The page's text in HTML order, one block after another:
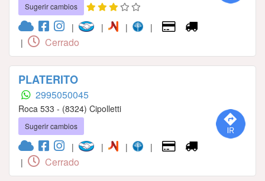
Sugerir cambios
| | |
|
|
Cerrado
PLATERITO
2995050045
Roca 533 - (8324) Cipolletti
Sugerir cambios
| | |
|
|
Cerrado